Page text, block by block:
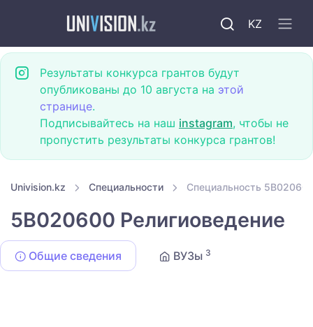
KZ
Результаты конкурса грантов будут
опубликованы до 10 августа на этой
странице.
Подписывайтесь на наш instagram, чтобы не
пропустить результаты конкурса грантов!
Univision.kz Специальности Специальность
5B020600 Религиоведение
Общие сведения ВУЗы 3